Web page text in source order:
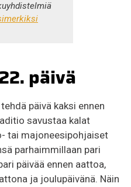
päivä
päivä kaksi ennen
savustaa kalat
tai majoneesipohjaiset
parhaimmillaan pari
päivää ennen aattoa,
ja joulupäivänä. Näin